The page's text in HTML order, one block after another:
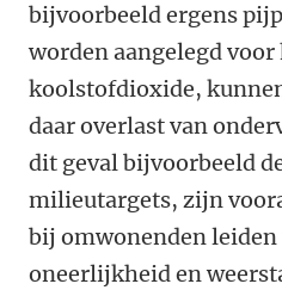
bijvoorbeeld ergens
worden aangelegd
koolstofdioxide,
daar overlast van
dit geval bijvoorbeeld
milieutargets, zijn
bij omwonenden leiden
oneerlijkheid en